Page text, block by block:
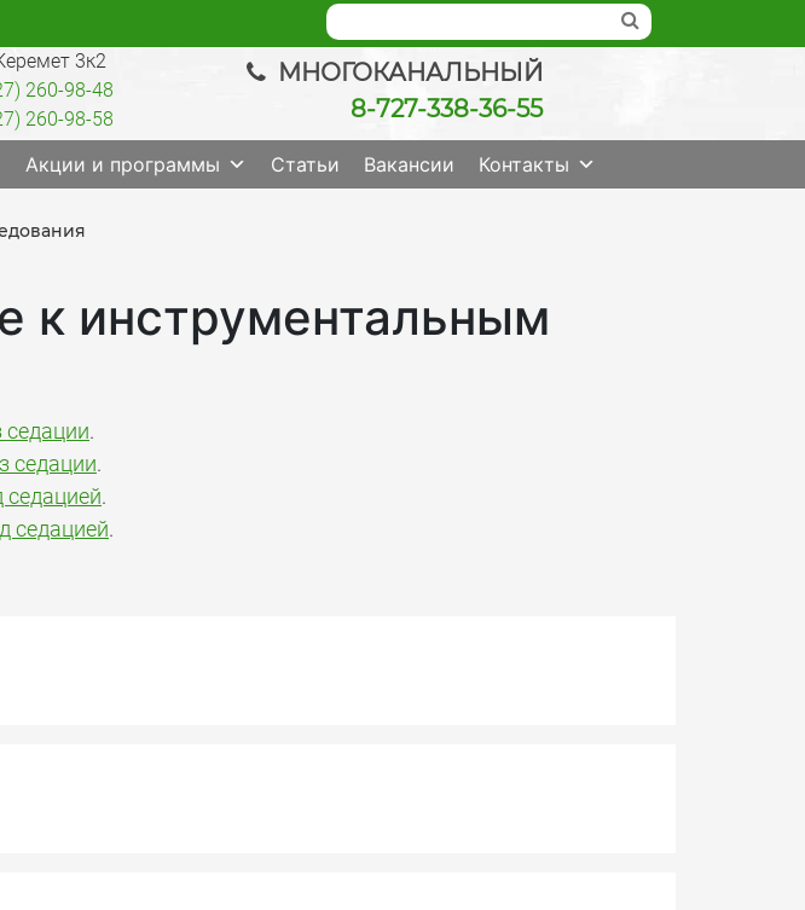
лечение, операции, ведение беременности, check up качественно
3к2
260-98-48
260-98-58
МНОГОКАНАЛЬНЫЙ
8-727-338-36-55
Акции и программы Статьи Вакансии Контакты
к инструментальным
седации.
седации.
седацией.
седацией.